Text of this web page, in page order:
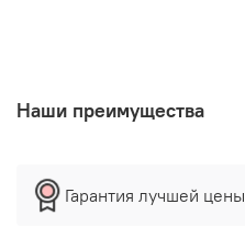
Наши преимущества
Гарантия лучшей цены